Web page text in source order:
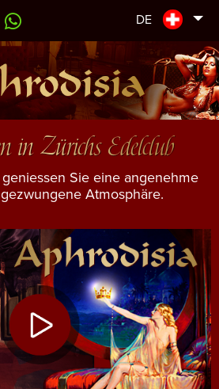
DE
in Zürichs Edelclub
Sie eine angenehme
Atmosphäre.